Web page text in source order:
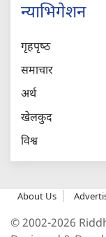
न्याभिगेशन
गृहपृष्‍ठ
समाचार
अर्थ
खेलकुद
विश्व
About Us
© 2002-2026